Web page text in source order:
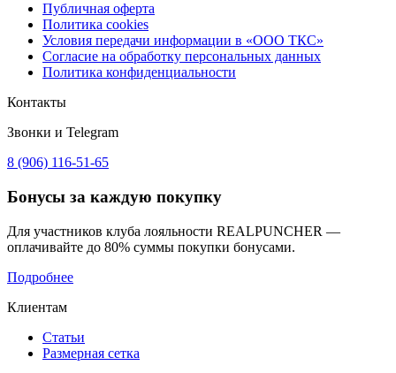
Публичная оферта
Политика cookies
Условия передачи информации в «ООО ТКС»
Согласие на обработку персональных данных
Политика конфиденциальности
Контакты
Звонки и Telegram
8 (906) 116-51-65
Бонусы за каждую покупку
Для участников клуба лояльности REALPUNCHER —
оплачивайте до 80% суммы покупки бонусами.
Подробнее
Клиентам
Статьи
Размерная сетка